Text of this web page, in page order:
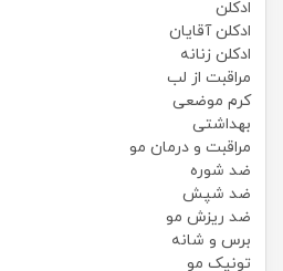
ادکلن
ادکلن آقایان
ادکلن زنانه
مراقبت از لب
کرم موضعی
بهداشتی
مراقبت و درمان مو
ضد شوره
ضد شپش
ضد ریزش مو
برس و شانه
تونیک مو